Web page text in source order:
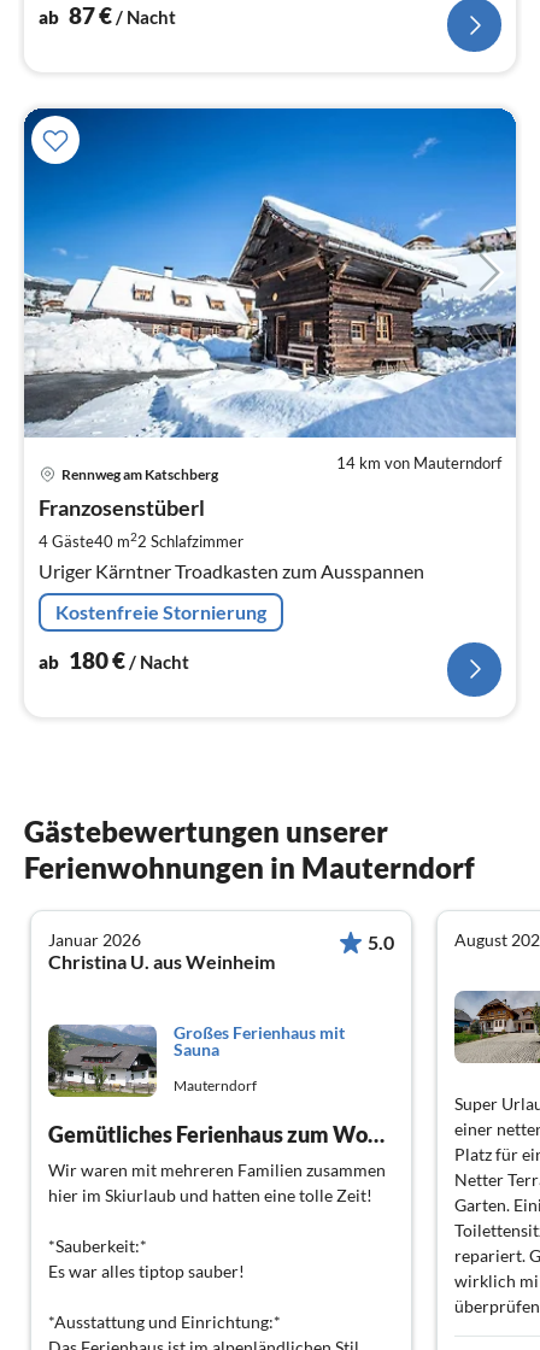
ab 87€/ Nacht
14 km von Mauterndorf
Rennweg am Katschberg
Franzosenstüberl
4 Gäste40 m22 Schlafzimmer
Uriger Kärntner Troadkasten zum Ausspannen
Kostenfreie Stornierung
ab 180€ / Nacht
Gästebewertungen unserer
Ferienwohnungen in Mauterndorf
Januar 2026
Christina U. aus Weinheim
5.0
Großes Ferienhaus mit
Sauna
Mauterndorf
Gemütliches Ferienhaus zum Wohlfühlen
Wir waren mit mehreren Familien zusammen
hier im Skiurlaub und hatten eine tolle Zeit!
*Sauberkeit:*
Es war alles tiptop sauber!
*Ausstattung und Einrichtung:*
August
Super
einer
Platz für
Netter
Garten.
repariert.
wirklich